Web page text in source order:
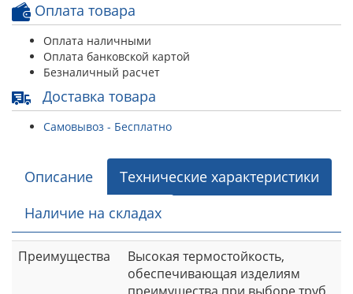
Оплата товара
Оплата наличными
Оплата банковской картой
Безналичный расчет
Доставка товара
Самовывоз - Бесплатно
Описание
Технические характеристики
Наличие на складах
Преимущества
Высокая термостойкость,
обеспечивающая изделиям